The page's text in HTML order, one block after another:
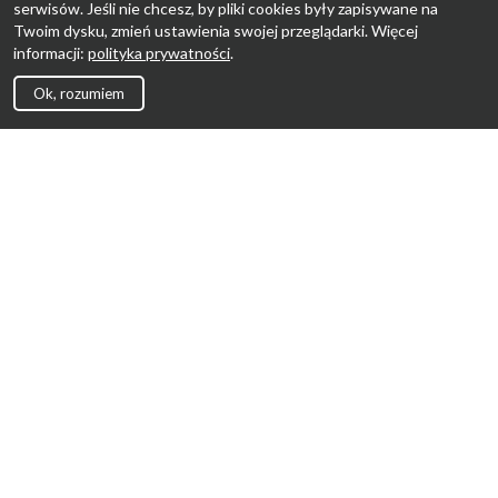
serwisów. Jeśli nie chcesz, by pliki cookies były zapisywane na
Twoim dysku, zmień ustawienia swojej przeglądarki. Więcej
informacji: polityka prywatności.
Ok, rozumiem